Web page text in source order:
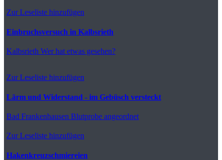
Zur Leseliste hinzufügen
Einbruchsversuch in Kalbsrieth
Kalbsrieth Wer hat etwas gesehen?
Zur Leseliste hinzufügen
Lärm und Widerstand - im Gebüsch versteckt
Bad Frankenhausen Blutprobe angeordnet
Zur Leseliste hinzufügen
Hakenkreuzschmiereien